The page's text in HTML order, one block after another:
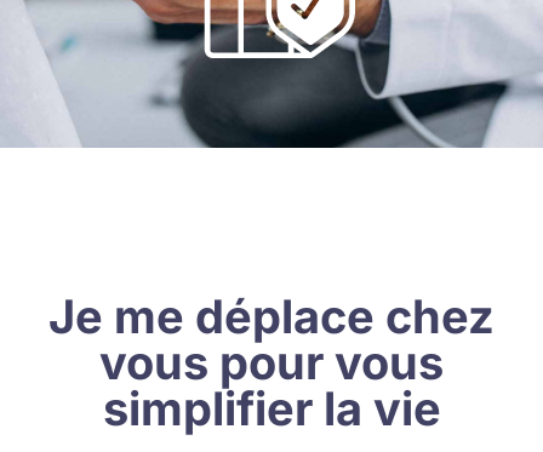
Je me déplace chez
vous pour vous
simplifier la vie